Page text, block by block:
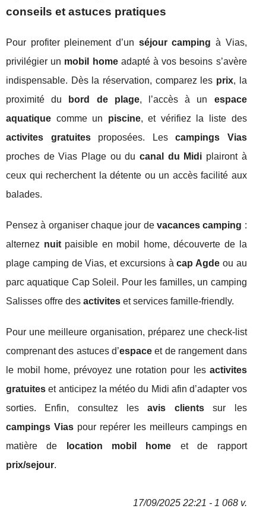
conseils et astuces pratiques
Pour profiter pleinement d’un séjour camping à Vias,
privilégier un mobil homeadapté à vos besoins s’avère
indispensable. Dès la réservation, comparez les prix, la
proximité du
bord de plage, l’accès à un espace
aquatique comme un piscine, et vérifiez la liste des
activites gratuitesproposées. Lescampings Vias
proches de Vias Plage ou du canal du Midi plairont à
ceux qui recherchent la détente ou un accès facilité aux
balades.
Pensez à organiser chaque jour de vacances camping :
alternez nuitpaisible en mobil home, découverte de la
plage camping de Vias, et excursions àcap Agde ou au
parc aquatique Cap Soleil. Pour les familles, un camping
Salisses offre des activites et services famille-friendly.
Pour une meilleure organisation, préparez une check-list
comprenant des astuces d’espace et de rangement dans
le mobil home, prévoyez une rotation pour les activites
gratuites et anticipez la météo du Midi afin d’adapter vos
sorties. Enfin, consultez lesavis clientssur les
campings Viaspour repérer les meilleurs campings en
matière de
location mobil home et de rapport
prix/sejour.
17/09/2025 22:21 - 1 068 v.